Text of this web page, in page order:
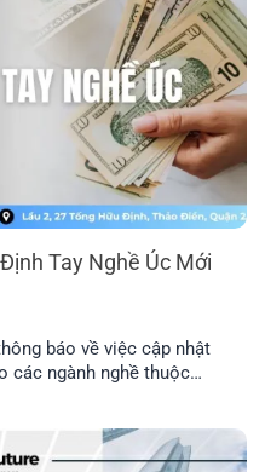
Tay Nghề Úc Mới
báo về việc cập nhật
các ngành nghề thuộc